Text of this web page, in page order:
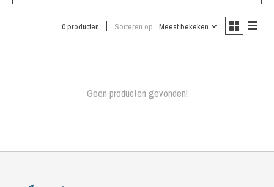
0 producten Sorteren op Meest bekeken
Geen producten gevonden!